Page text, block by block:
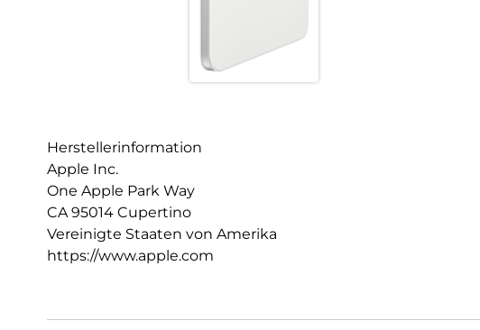
Herstellerinformation
Apple Inc.
One Apple Park Way
CA 95014 Cupertino
Vereinigte Staaten von Amerika
https://www.apple.com